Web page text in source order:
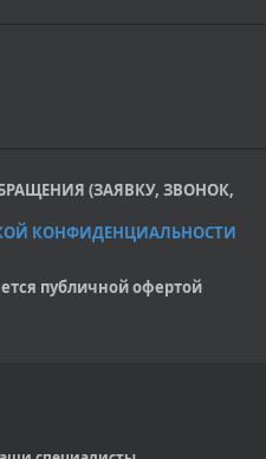
(ЗАЯВКУ, ЗВОНОК,
КОНФИДЕНЦИАЛЬНОСТИ
публичной офертой